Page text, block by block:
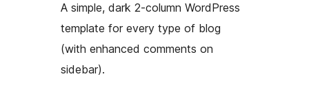
A simple, dark 2-column WordPress
template for every type of blog
(with enhanced comments on
sidebar).